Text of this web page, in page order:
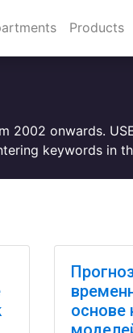
Products
onwards.
keywords in
основе